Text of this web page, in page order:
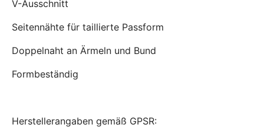
V-Ausschnitt
Seitennähte für taillierte Passform
Doppelnaht an Ärmeln und Bund
Formbeständig
Herstellerangaben gemäß GPSR: